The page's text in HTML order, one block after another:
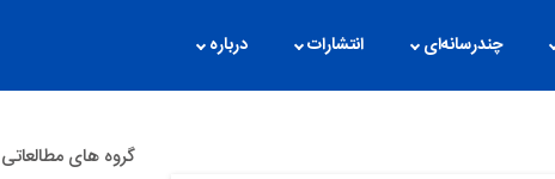
چندرسانه‌ای انتشارات درباره
گروه های مطالعاتی